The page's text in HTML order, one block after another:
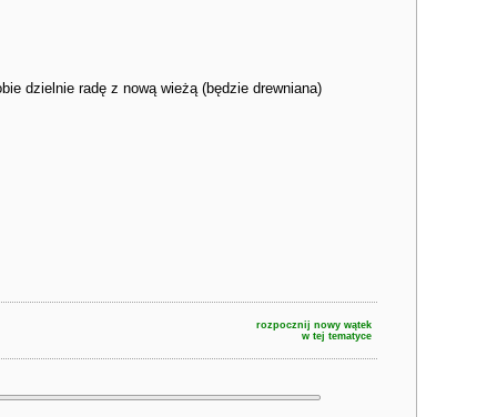
dzielnie radę z nową wieżą (będzie drewniana)
rozpocznij nowy wątek
w tej tematyce